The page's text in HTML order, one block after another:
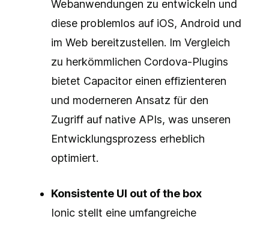
Webanwendungen zu entwickeln und
diese problemlos auf iOS, Android und
im Web bereitzustellen. Im Vergleich
zu herkömmlichen Cordova-Plugins
bietet Capacitor einen effizienteren
und moderneren Ansatz für den
Zugriff auf native APIs, was unseren
Entwicklungsprozess erheblich
optimiert.
Konsistente UI out of the box
Ionic stellt eine umfangreiche